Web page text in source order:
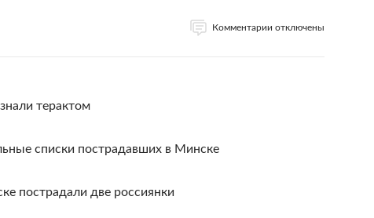
Комментарии отключены
терактом
списки пострадавших в Минске
пострадали две россиянки